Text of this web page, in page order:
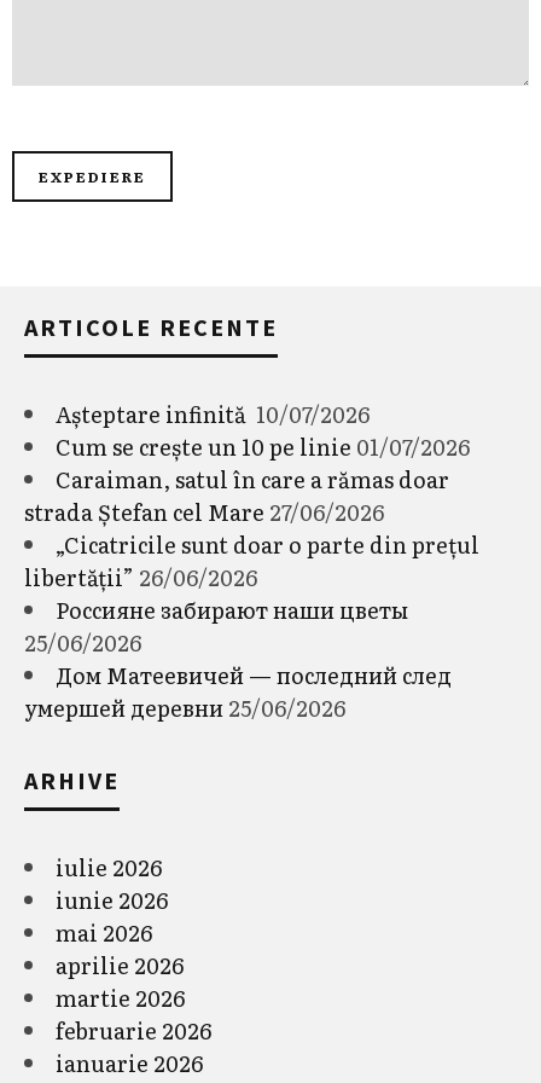
ARTICOLE RECENTE
Așteptare infinită 10/07/2026
Cum se crește un 10 pe linie 01/07/2026
Caraiman, satul în care a rămas doar
strada Ștefan cel Mare 27/06/2026
„Cicatricile sunt doar o parte din prețul
libertății” 26/06/2026
Россияне забирают наши цветы
25/06/2026
Дом Матеевичей — последний след
умершей деревни25/06/2026
ARHIVE
iulie 2026
iunie 2026
mai 2026
aprilie 2026
martie 2026
februarie 2026
ianuarie 2026